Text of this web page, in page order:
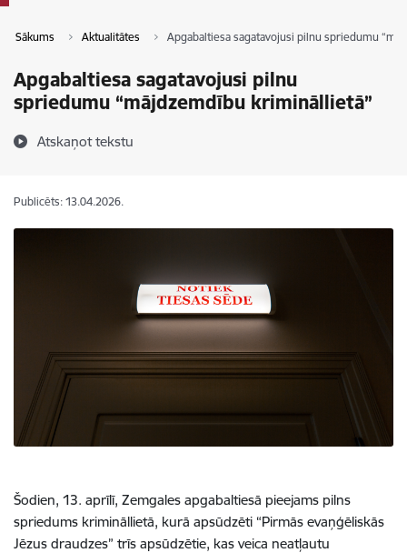
Sākums Aktualitātes Apgabaltiesa sagatavojusi pilnu spriedumu
Apgabaltiesa sagatavojusi pilnu
spriedumu “mājdzemdību krimināllietā”
Atskaņot tekstu
Publicēts: 13.04.2026.
Šodien, 13. aprīlī, Zemgales apgabaltiesā pieejams pilns
spriedums krimināllietā, kurā apsūdzēti “Pirmās evaņģēliskās
Jēzus draudzes” trīs apsūdzētie, kas veica neatļautu